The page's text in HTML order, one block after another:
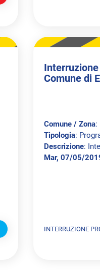
Comune di
Comune / Zona:
Tipologia:
Descrizione:
Mar, 07/05/
INTERRUZIONE